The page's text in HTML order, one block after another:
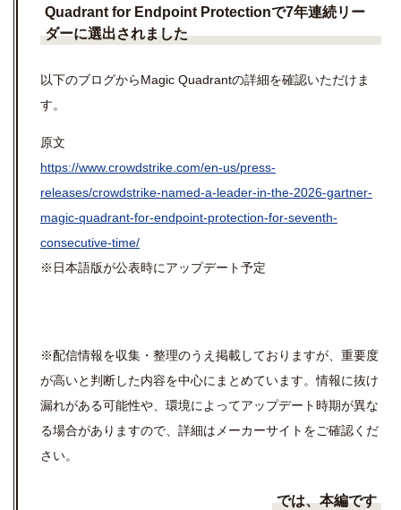
Quadrant for Endpoint Protectionで7年連続リー
ダーに選出されました
以下のブログからMagic Quadrantの詳細を確認いただけま
す。
原文
https://www.crowdstrike.com/en-us/press-
releases/crowdstrike-named-a-leader-in-the-2026-gartner-
magic-quadrant-for-endpoint-protection-for-seventh-
consecutive-time/
※日本語版が公表時にアップデート予定
※配信情報を収集・整理のうえ掲載しておりますが、重要度
が高いと判断した内容を中心にまとめています。情報に抜け
漏れがある可能性や、環境によってアップデート時期が異な
る場合がありますので、詳細はメーカーサイトをご確認くだ
さい。
では、本編です